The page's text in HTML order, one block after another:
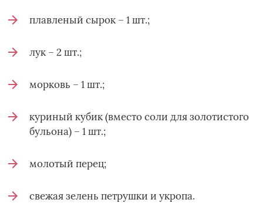
плавленый сырок – 1 шт.;
лук – 2 шт.;
морковь – 1 шт.;
куриный кубик (вместо соли для золотистого
бульона) – 1 шт.;
молотый перец;
свежая зелень петрушки и укропа.